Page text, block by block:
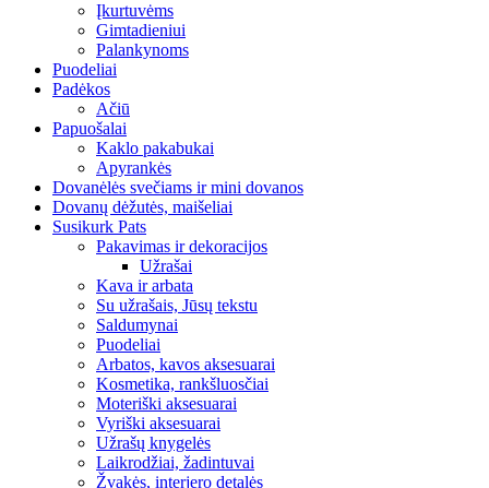
Įkurtuvėms
Gimtadieniui
Palankynoms
Puodeliai
Padėkos
Ačiū
Papuošalai
Kaklo pakabukai
Apyrankės
Dovanėlės svečiams ir mini dovanos
Dovanų dėžutės, maišeliai
Susikurk Pats
Pakavimas ir dekoracijos
Užrašai
Kava ir arbata
Su užrašais, Jūsų tekstu
Saldumynai
Puodeliai
Arbatos, kavos aksesuarai
Kosmetika, rankšluosčiai
Moteriški aksesuarai
Vyriški aksesuarai
Užrašų knygelės
Laikrodžiai, žadintuvai
Žvakės, interjero detalės